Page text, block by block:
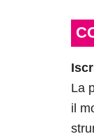
La
il